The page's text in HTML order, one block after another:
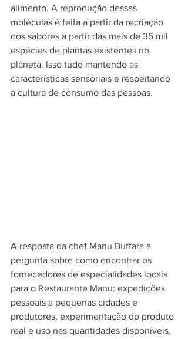
alimento. A reprodução dessas
moléculas é feita a partir da recriação
dos sabores a partir das mais de 35 mil
espécies de plantas existentes no
planeta. Isso tudo mantendo as
características sensoriais e respeitando
a cultura de consumo das pessoas.
A resposta da chef Manu Buffara a
pergunta sobre como encontrar os
fornecedores de especialidades locais
para o Restaurante Manu: expedições
pessoais a pequenas cidades e
produtores, experimentação do produto
real e uso nas quantidades disponíveis,